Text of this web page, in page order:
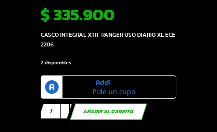
$ 335.900
CASCO INTEGRAL XTR-RANGER USO DIARIO XL ECE
2206
2 disponibles
Casco
XTR-
AÑADIR AL CARRITO